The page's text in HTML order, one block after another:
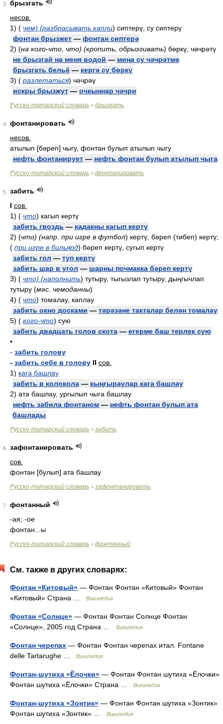
3
брызгать
несов.
1) ( чем) (разбрасывать капли) сиптерү, су сиптерү
фонтан брызжет — фонтан сиптерә
2) (на кого-что, что) (кропить, обрызгивать) бөркү, чәчрәтү
не брызгай на меня водой — миңа су чәчрәтмә
брызгать бельё — кергә су бөркү
3) ( разлетаться) чәчрәү
искры брызжут — очкыннар чәчри
Русско-татарский словарь > брызгать
4
фонтанировать
несов.
атылып [бәреп] чыгу, фонтан булып атылып чыгу
нефть фонтанирует — нефть фонтан булып атылып чыга
Русско-татарский словарь > фонтанировать
5
забить
I сов.
1) ( что) кагып кертү
забить гвоздь — кадакны кагып кертү
2) (что) (напр. при игре в футбол) кертү, бәреп (тибеп) кертү;
( при игре в бильярд) бәреп кертү, сугып кертү
забить гол — туп кертү
забить шар в угол — шарны почмакка бәреп кертү
3) ( что) (наполнить) тутыру, тыгызлап тутыру, дыңгычлап
тутыру (мәс. чемоданны)
4) ( что) томалау, каплау
забить окно досками — тәрәзәне такталар белән томалау
5) ( кого-что) сую
забить двадцать голов скота — егерме баш терлек сую
•
- забить голову
- забить себе в голову II сов.
1) кага башлау
забить в колокола — кыңгыраулар кага башлау
2) ата башлау, ургылып чыга башлау
нефть забила фонтаном — нефть фонтан булып ата
башлады
Русско-татарский словарь > забить
6
зафонтанировать
сов.
фонтан [булып] ата башлау
Русско-татарский словарь > зафонтанировать
7
фонтанный
-ая; -ое
фонтан...ы
Русско-татарский словарь > фонтанный
См. также в других словарях:
Фонтан «Китовый» — Фонтан Фонтан «Китовый» Фонтан
«Китовый» Страна …
Википедия
Фонтан «Солнце» — Фонтан Фонтан Солнце Фонтан
«Солнце», 2005 год Страна …
Википедия
Фонтан черепах — Фонтан Фонтан черепах итал. Fontane
delle Tartarughe …
Википедия
Фонтан-шутиха «Ёлочки» — Фонтан Фонтан шутиха «Ёлочки»
Фонтан шутиха «Ёлочки» Страна …
Википедия
Фонтан-шутиха «Зонтик» — Фонтан Фонтан шутиха «Зонтик»
Фонтан шутиха «Зонтик» …
Википедия